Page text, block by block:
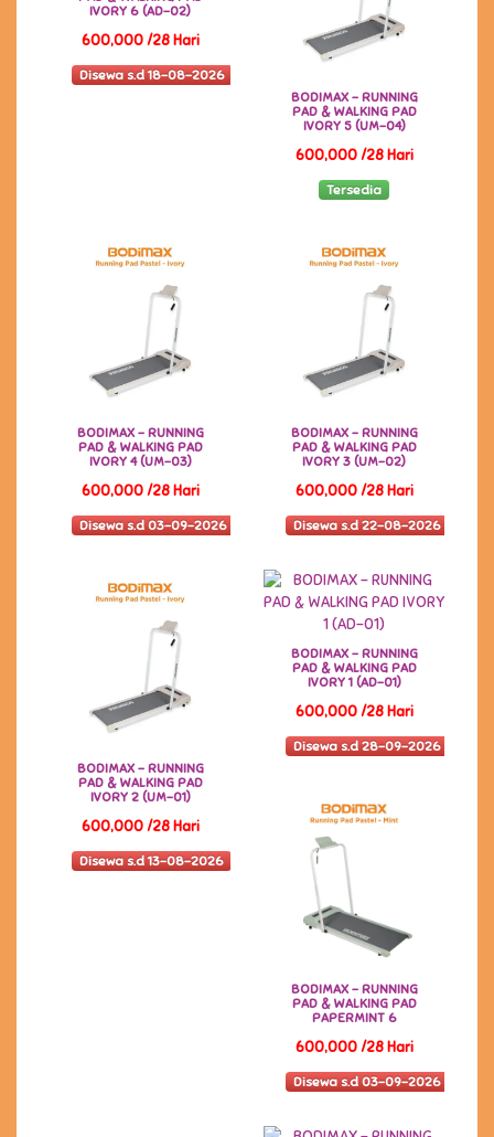
IVORY 6 (AD-02)
600,000 /28 Hari
Disewa s.d 18-08-2026
BODIMAX - RUNNING
PAD & WALKING PAD
IVORY 5 (UM-04)
600,000 /28 Hari
Tersedia
BODIMAX - RUNNING
PAD & WALKING PAD
IVORY 4 (UM-03)
600,000 /28 Hari
Disewa s.d 03-09-2026
BODIMAX - RUNNING
PAD & WALKING PAD
IVORY 3 (UM-02)
600,000 /28 Hari
Disewa s.d 22-08-2026
BODIMAX - RUNNING
PAD & WALKING PAD
IVORY 2 (UM-01)
600,000 /28 Hari
Disewa s.d 13-08-2026
BODIMAX - RUNNING
PAD & WALKING PAD
IVORY 1 (AD-01)
600,000 /28 Hari
Disewa s.d 28-09-2026
BODIMAX - RUNNING
PAD & WALKING PAD
PAPERMINT 6
600,000 /28 Hari
Disewa s.d 03-09-2026